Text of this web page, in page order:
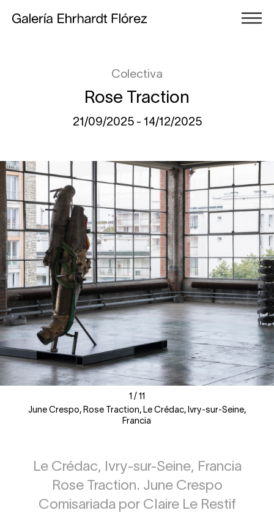
Colectiva
Rose Traction
21/09/2025 - 14/12/2025
1 / 11
1 / 11
June Crespo, Rose Traction, Le Crédac, Ivry-sur-Seine,
Francia
Le Crédac, Ivry-sur-Seine, Francia
Rose Traction. June Crespo
Comisariada por Claire Le Restif